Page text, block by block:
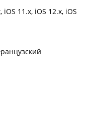
iOS 11.x, iOS 12.x, iOS